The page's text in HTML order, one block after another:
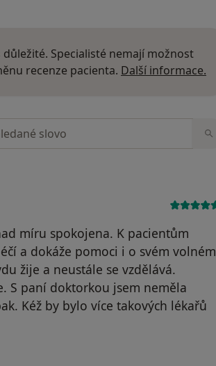
Specialisté nemají možnost
recenze pacienta. Další informace.
míru spokojena. K pacientům
a dokáže pomoci i o svém volném
žije a neustále se vzdělává.
S paní doktorkou jsem neměla
Kéž by bylo více takových lékařů
Andrea